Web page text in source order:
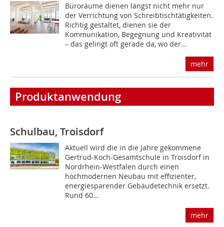
Büroräume dienen längst nicht mehr nur
der Verrichtung von Schreibtischtätigkeiten.
Richtig gestaltet, dienen sie der
Kommunikation, Begegnung und Kreativität
– das gelingt oft gerade da, wo der...
mehr
Produktanwendung
Schulbau, Troisdorf
Aktuell wird die in die Jahre gekommene
Gertrud-Koch-Gesamtschule in Troisdorf in
Nordrhein-Westfalen durch einen
hochmodernen Neubau mit effizienter,
energiesparender Gebäudetechnik ersetzt.
Rund 60...
mehr